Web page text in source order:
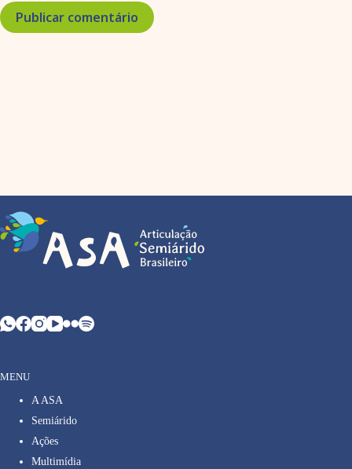
Publicar comentário
MENU
A ASA
Semiárido
Ações
Multimídia